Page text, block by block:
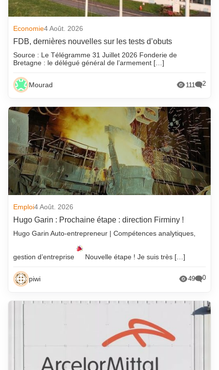
Economie4 Août. 2026
FDB, dernières nouvelles sur les tests d’obuts
Source : Le Télégramme 31 Juillet 2026 Fonderie de
Bretagne : le délégué général de l’armement […]
Mourad 111 2
Emploi4 Août. 2026
Hugo Garin : Prochaine étape : direction Firminy !
Hugo Garin Auto-entrepreneur | Compétences analytiques,
gestion d’entreprise Nouvelle étape ! Je suis très […]
piwi 49 0